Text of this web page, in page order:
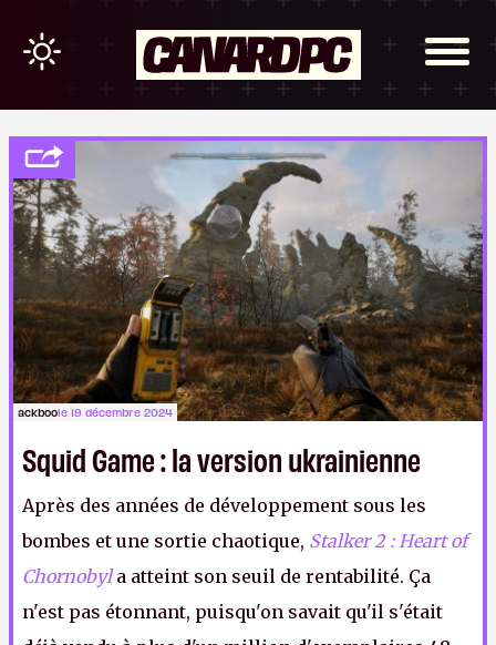
ackboole 19 décembre 2024
Squid Game : la version ukrainienne
Après des années de développement sous les
bombes et une sortie chaotique, Stalker 2 : Heart of
Chornobyla atteint son seuil de rentabilité. Ça
n'est pas étonnant, puisqu'on savait qu'il s'était